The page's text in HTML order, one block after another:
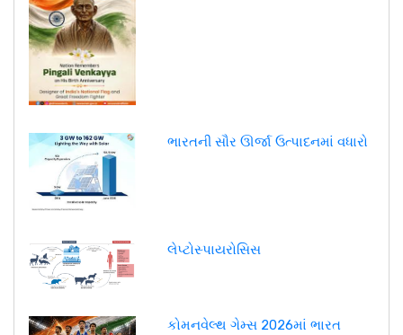
ભારતની સૌર ઊર્જા ઉત્પાદનમાં વધારો
લેપ્ટોસ્પાયરોસિસ
કોમનવેલ્થ ગેમ્સ 2026માં ભારત